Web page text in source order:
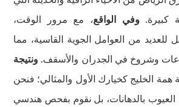
كبيرة.وفي الواقع، مع مرور الوقت،
للعديد من العوامل الجوية القاسية، مما
وشروخ في الجدران والأسقف. ونتيجة
همة الخليج كخيارك الأول والمثالي؛ فنحن
العيوب بالدهانات، بل نقوم بفحص هندسي